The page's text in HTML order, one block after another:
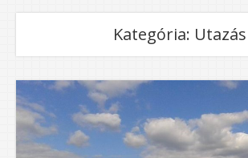
Kategória: Utazás